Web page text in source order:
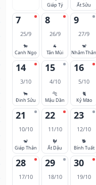
Giáp Tý
Ất Sửu
7
25/9
🐎
Canh Ngọ
8
26/9
🐐
Tân Mùi
9
27/9
🐒
Nhâm Thân
14
3/10
🐂
Đinh Sửu
15
4/10
🐅
Mậu Dần
16
5/10
🐈
Kỷ Mão
21
10/10
🐒
Giáp Thân
22
11/10
🐓
Ất Dậu
23
12/10
🐕
Bính Tuất
28
17/10
29
18/10
30
19/10